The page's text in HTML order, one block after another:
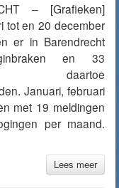
– [Grafieken]
tot en 20 december
er in Barendrecht
en 33
daartoe
Januari, februari
met 19 meldingen
per maand.
Lees meer